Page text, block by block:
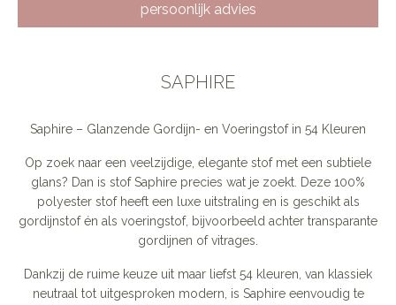
persoonlijk advies
SAPHIRE
Saphire – Glanzende Gordijn- en Voeringstof in 54 Kleuren
Op zoek naar een veelzijdige, elegante stof met een subtiele
glans? Dan is stof Saphire precies wat je zoekt. Deze 100%
polyester stof heeft een luxe uitstraling en is geschikt als
gordijnstof én als voeringstof, bijvoorbeeld achter transparante
gordijnen of vitrages.
Dankzij de ruime keuze uit maar liefst 54 kleuren, van klassiek
neutraal tot uitgesproken modern, is Saphire eenvoudig te